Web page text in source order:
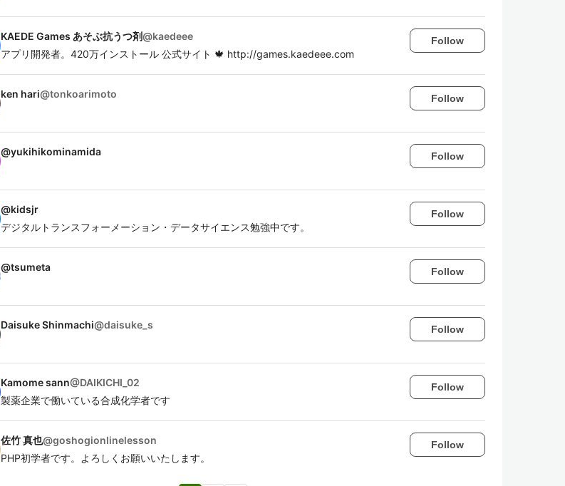
KAEDE Games あそぶ抗うつ剤@kaedeee
アプリ開発者。420万インストール 公式サイト 🍁 http://games.kaedeee.com
Follow
ken hari@tonkoarimoto Follow
@yukihikominamida Follow
@kidsjr
デジタルトランスフォーメーション・データサイエンス勉強中です。
Follow
@tsumeta Follow
Daisuke Shinmachi@daisuke_s Follow
Kamome sann@DAIKICHI_02
製薬企業で働いている合成化学者です
Follow
佐竹 真也@goshogionlinelesson
PHP初学者です。よろしくお願いいたします。
Follow